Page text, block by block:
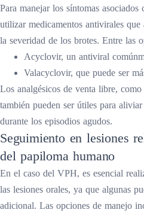
Para manejar los síntomas asociados
utilizar medicamentos antivirales
la severidad de los brotes. Entre las
Acyclovir, un antiviral
Valacyclovir, que puede ser
Los analgésicos de venta libre,
también pueden ser útiles para
durante los episodios agudos.
Seguimiento en lesiones
del papiloma humano
En el caso del VPH, es esencial
las lesiones orales, ya que algunas
adicional. Las opciones de manejo